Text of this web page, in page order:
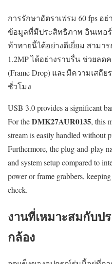
การรักษาอัตราเฟรม 60 fps อ
ข้อมูลที่มีประสิทธิภาพ อินเทอร์
ท้าทายนี้ได้อย่างดีเยี่ยม สามาร
1.2MP ได้อย่างราบรื่น ช่วยลด
(Frame Drop) และมีความเสถี
ชั่วโมง
USB 3.0 provides a significant
For theDMK27AUR0135, this
stream is easily handled without
Furthermore, the plug-and-play
and system setup compared to
power or frame grabbers,
check.
งานที่เหมาะสมกับป
กล้อง